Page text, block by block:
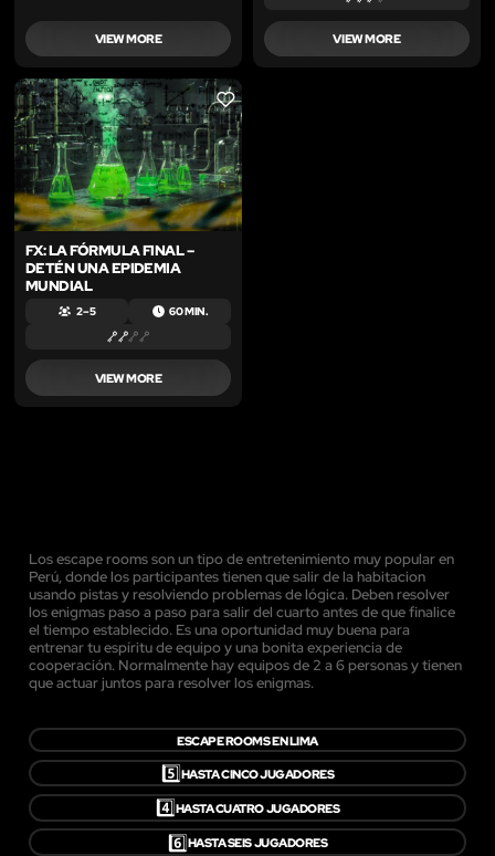
VIEW MORE VIEW MORE
LIKE
FX: LA FÓRMULA FINAL –
DETÉN UNA EPIDEMIA
MUNDIAL
2 – 5 60 MIN.
VIEW MORE
Los escape rooms son un tipo de entretenimiento muy popular en
Perú, donde los participantes tienen que salir de la habitacion
usando pistas y resolviendo problemas de lógica. Deben resolver
los enigmas paso a paso para salir del cuarto antes de que finalice
el tiempo establecido. Es una oportunidad muy buena para
entrenar tu espíritu de equipo y una bonita experiencia de
cooperación. Normalmente hay equipos de 2 a 6 personas y tienen
que actuar juntos para resolver los enigmas.
ESCAPE ROOMS EN LIMA
5️⃣HASTA CINCO JUGADORES
4️⃣HASTA CUATRO JUGADORES
6️⃣HASTA SEIS JUGADORES